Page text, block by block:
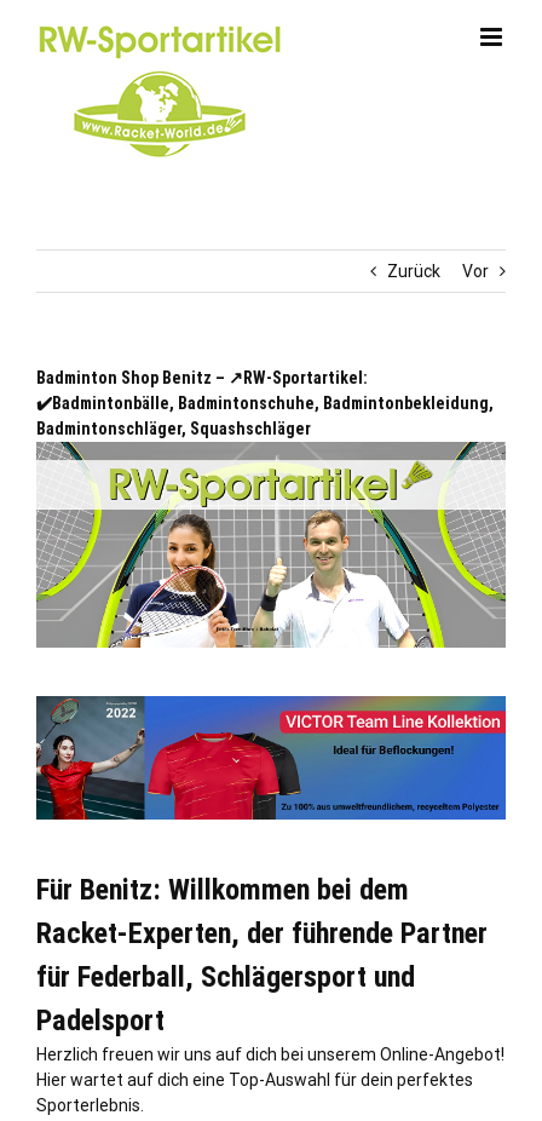
Zurück Vor
Badminton Shop Benitz – ↗️RW-Sportartikel:
✔️Badmintonbälle, Badmintonschuhe, Badmintonbekleidung,
Badmintonschläger, Squashschläger
Für Benitz: Willkommen bei dem
Racket-Experten, der führende Partner
für Federball, Schlägersport und
Padelsport
Herzlich freuen wir uns auf dich bei unserem Online-Angebot!
Hier wartet auf dich eine Top-Auswahl für dein perfektes
Sporterlebnis.